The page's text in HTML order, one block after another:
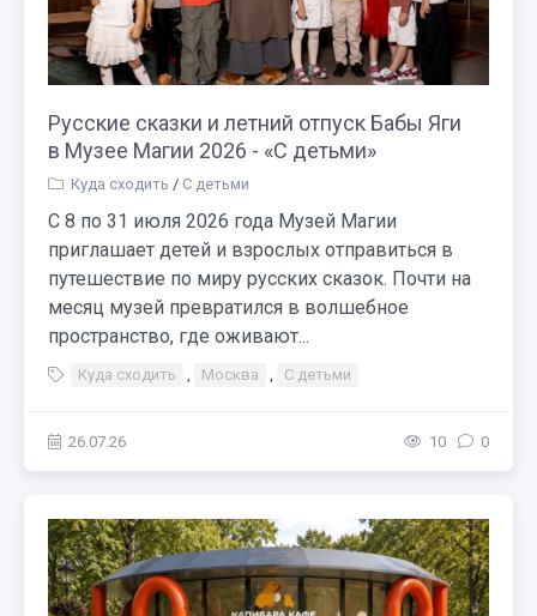
Русские сказки и летний отпуск Бабы Яги
в Музее Магии 2026 - «С детьми»
Куда сходить / С детьми
С 8 по 31 июля 2026 года Музей Магии
приглашает детей и взрослых отправиться в
путешествие по миру русских сказок. Почти на
месяц музей превратился в волшебное
пространство, где оживают...
Куда сходить , Москва , С детьми
26.07.26 10 0